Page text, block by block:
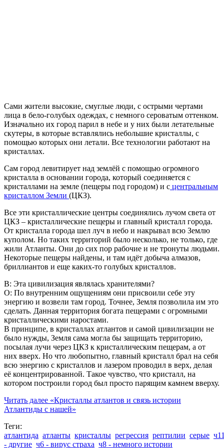
Сами жители высокие, смуглые люди, с острыми чертами
лица в бело-голубых одеждах, с немного сероватым оттенком.
Изначально их город парил в небе и у них были летательные
скутеры, в которые вставлялись небольшие кристаллы, с
помощью которых они летали. Все технологии работают на
кристаллах.
Сам город левитирует над землёй с помощью огромного
кристалла в основании города, который соединяется с
кристаллами на земле (пещеры под городом) и с центральным
кристаллом Земли (ЦКЗ).
Все эти кристаллические центры соединялись лучом света от
ЦКЗ – кристаллические пещеры и главный кристалл города.
От кристалла города шел луч в небо и накрывал всю Землю
куполом. Но таких территорий было несколько, не только, где
жили Атланты. Они до сих пор рабочие и не тронуты людьми.
Некоторые пещеры найдены, и там идёт добыча алмазов,
бриллиантов и еще каких-то голубых кристаллов.
В: Эта цивилизация являлась хранителями?
О: По внутренним ощущениям они присвоили себе эту
энергию и возвели там город. Точнее, Земля позволила им это
сделать. Данная территория богата пещерами с огромными
кристаллическими наростами.
В принципе, в кристаллах атлантов и самой цивилизации не
было нужды, Земля сама могла бы защищать территорию,
посылая лучи через ЦКЗ к кристаллическим пещерам, а от
них вверх. Но что любопытно, главный кристалл брал на себя
всю энергию с кристаллов и лазером проводил в верх, делая
её концентрированной. Такое чувство, что кристалл, на
котором построили город был просто парящим камнем вверху.
Читать далее «Кристаллы атлантов и связь истории
Атлантиды с нашей»
Теги:
атлантида атланты кристаллы регрессия рептилии серые
- другие ч6 - вирус страха ч8 - немного истории